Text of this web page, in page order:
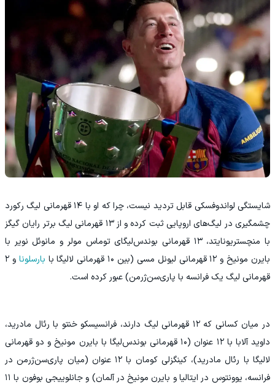
شایستگی لواندوفسکی قابل تردید نیست، چرا که او با ۱۴ قهرمانی لیگ رکورد
چشمگیری در لیگ‌های اروپایی ثبت کرده و از ۱۳ قهرمانی لیگ برتر رایان گیگز
با منچستریونایتد، ۱۳ قهرمانی بوندس‌لیگای توماس مولر و مانوئل نویر با
بایرن مونیخ و ۱۲ قهرمانی لیونل مسی (بین ۱۰ قهرمانی لالیگا با
بارسلونا
و ۲
قهرمانی لیگ یک فرانسه با پاری‌سن‌ژرمن) عبور کرده است.
در میان کسانی که ۱۲ قهرمانی لیگ دارند، فرانسیسکو خنتو با رئال مادرید،
داوید آلابا با ۱۲ عنوان (۱۰ قهرمانی بوندس‌لیگا با بایرن مونیخ و دو قهرمانی
لالیگا با رئال مادرید)، کینگزلی کومان با ۱۲ عنوان (میان پاری‌سن‌ژرمن در
فرانسه، یوونتوس در ایتالیا و بایرن مونیخ در آلمان) و جانلوییجی بوفون با ۱۱